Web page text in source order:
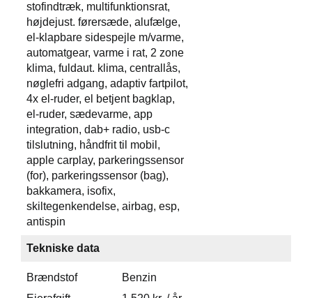
stofindtræk, multifunktionsrat,
højdejust. førersæde, alufælge,
el-klapbare sidespejle m/varme,
automatgear, varme i rat, 2 zone
klima, fuldaut. klima, centrallås,
nøglefri adgang, adaptiv fartpilot,
4x el-ruder, el betjent bagklap,
el-ruder, sædevarme, app
integration, dab+ radio, usb-c
tilslutning, håndfrit til mobil,
apple carplay, parkeringssensor
(for), parkeringssensor (bag),
bakkamera, isofix,
skiltegenkendelse, airbag, esp,
antispin
Tekniske data
Brændstof
Benzin